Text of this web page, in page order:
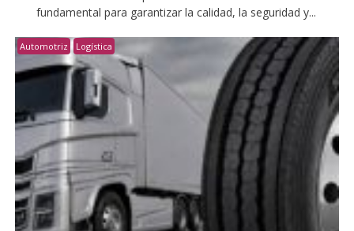
fundamental para garantizar la calidad, la seguridad y...
Automotriz Logística